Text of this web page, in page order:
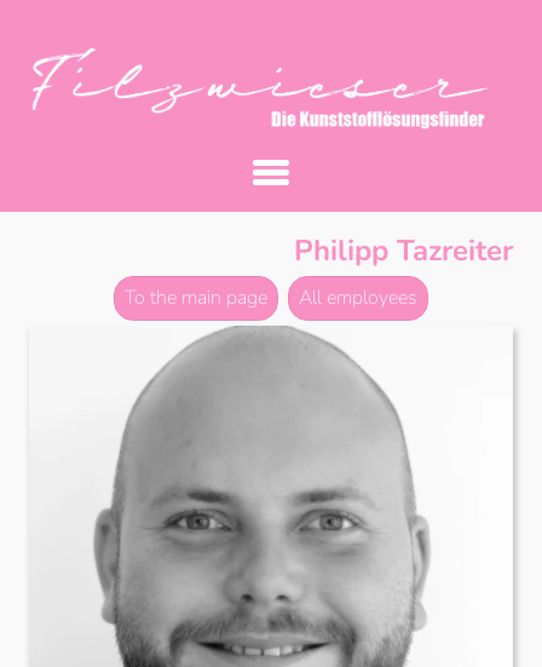
Philipp Tazreiter
To the main page All employees